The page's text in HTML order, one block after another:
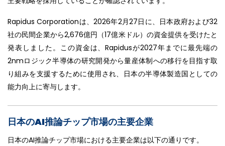
Rapidus Corporationは、2026年2月27日に、日本政府および32
社の民間企業から2,676億円（17億米ドル）の資金提供を受けたと
発表しました。この資金は、Rapidusが2027年までに最先端の
2nmロジック半導体の研究開発から量産体制への移行を目指す取
り組みを支援するために使用され、日本の半導体製造国としての
能力向上に寄与します。
日本のAI推論チップ市場の主要企業
日本のAI推論チップ市場における主要企業は以下の通りです。